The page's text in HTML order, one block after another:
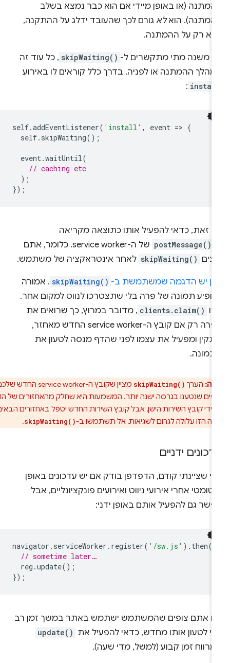
(או באופן מיידי אם הוא כבר נמצא בשלב
הואלאגורם לכך שהעובד ידלג על ההתקנה,
רק על ההמתנה.
משנה מתי מתקשרים ל- skipWaiting() , כל עוד זה
ההמתנה או לפניה. בדרך כלל קוראים לו באירוע
:
self.addEventListener('install', event =
self.skipWaiting
event.waitUntil
// caching etc
זאת, כדאי להפעיל אותו כתוצאה מקריאה
postMessage()
של ה-service worker. כלומר, אתם
skipWaiting() לאחר אינטראקציה של משתמש.
יש הדגמה שמשתמשת ב- skipWaiting() . אמורה
תמונה של פרה בלי שתצטרכו לנווט למקום אחר.
clients.claim() , מדובר במרוץ, כך שרואים את
הפרה רק אם קובץ ה-service worker החדש מאחזר,
ומפעיל את עצמו לפני שהדף מנסה לטעון את
הערךskipWaiting()
מציין שקובץ ה-service worker החדש שלכם
שנטענו בגרסה ישנה יותר. המשמעות היא שחלק מהאחזורים של הדף
ידי קובץ השירות הישן, אבל קובץ השירות החדש יטפל באחזורים הבאים.
הזו עלולה לגרום לשגיאות, אל תשתמשו ב-skipWaiting()
.
ידניים
שציינתי קודם, הדפדפן בודק אם יש עדכונים באופן
אחרי אירועי ניווט ואירועים פונקציונליים, אבל
גם להפעיל אותם באופן ידני:
navigator.serviceWorker.register('/sw.js').then
// sometime later…
reg.update
אתם צופים שהמשתמש ישתמש באתר במשך זמן רב
לטעון אותו מחדש, כדאי להפעיל את update()
זמן קבוע (למשל, מדי שעה).